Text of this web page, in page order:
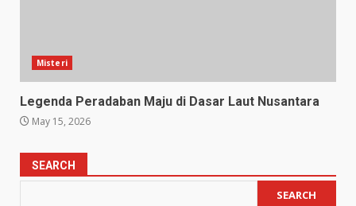
Misteri
Legenda Peradaban Maju di Dasar Laut Nusantara
May 15, 2026
SEARCH
SEARCH